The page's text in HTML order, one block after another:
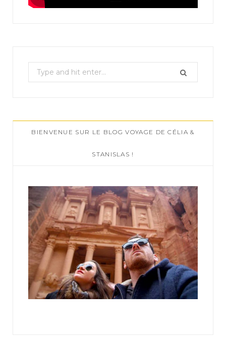
e
c
h
:
BIENVENUE SUR LE BLOG VOYAGE DE CÉLIA &
STANISLAS !